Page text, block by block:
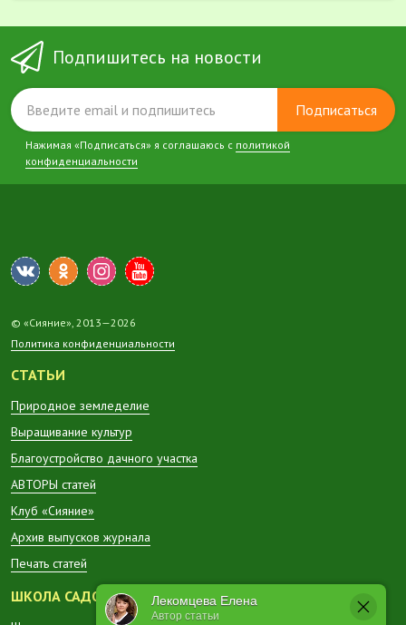
Лекомцева Елена
Автор статьи
Подпишитесь на новости
Подписаться
Нажимая «Подписаться» я соглашаюсь с политикой
конфиденциальности
© «Сияние», 2013—2026
Политика конфиденциальности
СТАТЬИ
Природное земледелие
Выращивание культур
Благоустройство дачного участка
АВТОРЫ статей
Клуб «Сияние»
Архив выпусков журнала
Печать статей
ШКОЛА САДОВОДА